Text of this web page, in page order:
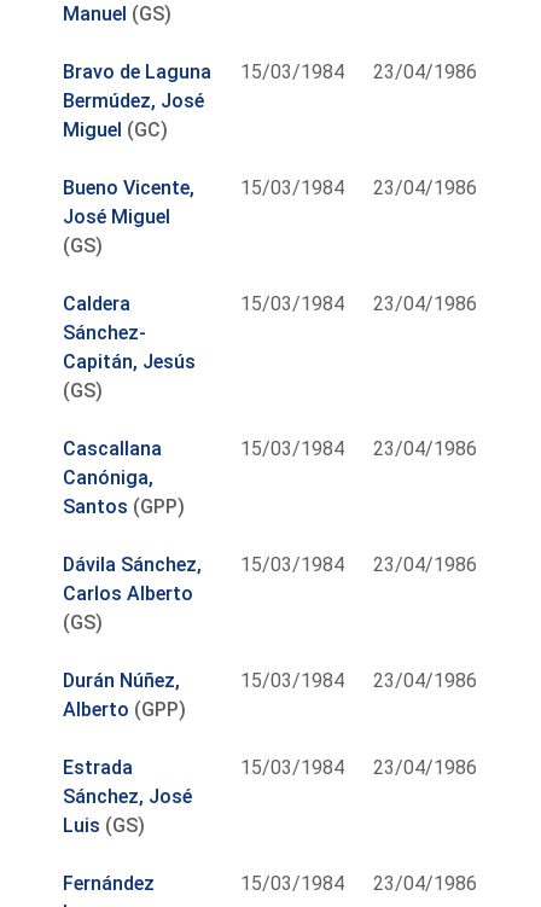
Manuel (GS)
Bravo de Laguna
Bermúdez, José
Miguel (GC)
15/03/1984 23/04/1986
Bueno Vicente,
José Miguel
(GS)
15/03/1984 23/04/1986
Caldera
Sánchez-
Capitán, Jesús
(GS)
15/03/1984 23/04/1986
Cascallana
Canóniga,
Santos (GPP)
15/03/1984 23/04/1986
Dávila Sánchez,
Carlos Alberto
(GS)
15/03/1984 23/04/1986
Durán Núñez,
Alberto (GPP)
15/03/1984 23/04/1986
Estrada
Sánchez, José
Luis (GS)
15/03/1984 23/04/1986
Fernández
15/03/1984 23/04/1986